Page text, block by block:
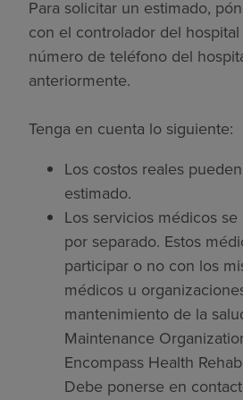
Para solicitar un estimado,
con el controlador del
número de teléfono del
anteriormente.
Tenga en cuenta lo siguiente:
Los costos reales
estimado.
Los servicios médicos
por separado. Estos
participar o no con los
médicos u
mantenimiento de la
Maintenance
Encompass Health
Debe ponerse en